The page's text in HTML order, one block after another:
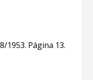
1953. Página 13.